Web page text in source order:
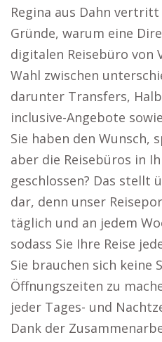
Regina aus Dahn
Gründe, warum eine
digitalen Reisebüro von
Wahl zwischen
darunter Transfers,
inclusive-Angebote
Sie haben den Wunsch,
aber die Reisebüros in
geschlossen? Das stellt
dar, denn unser
täglich und an jedem
sodass Sie Ihre Reise
Sie brauchen sich keine
Öffnungszeiten zu
jeder Tages- und
Dank der